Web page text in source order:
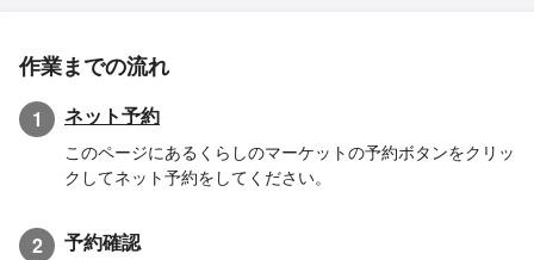
作業までの流れ
1 ネット予約
このページにあるくらしのマーケットの予約ボタンをクリッ
クしてネット予約をしてください。
2 予約確認